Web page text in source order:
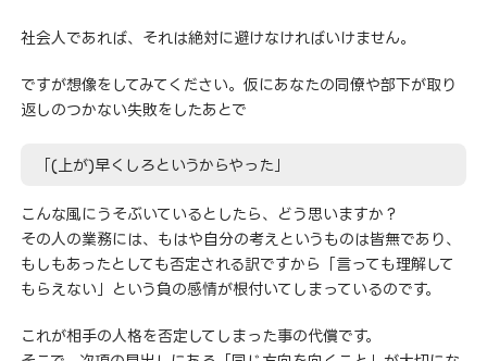
社会人であれば、それは絶対に避けなければいけません。
ですが想像をしてみてください。仮にあなたの同僚や部下が取り
返しのつかない失敗をしたあとで
「(上が)早くしろというからやった」
こんな風にうそぶいているとしたら、どう思いますか？
その人の業務には、もはや自分の考えというものは皆無であり、
もしもあったとしても否定される訳ですから「言っても理解して
もらえない」という負の感情が根付いてしまっているのです。
これが相手の人格を否定してしまった事の代償です。